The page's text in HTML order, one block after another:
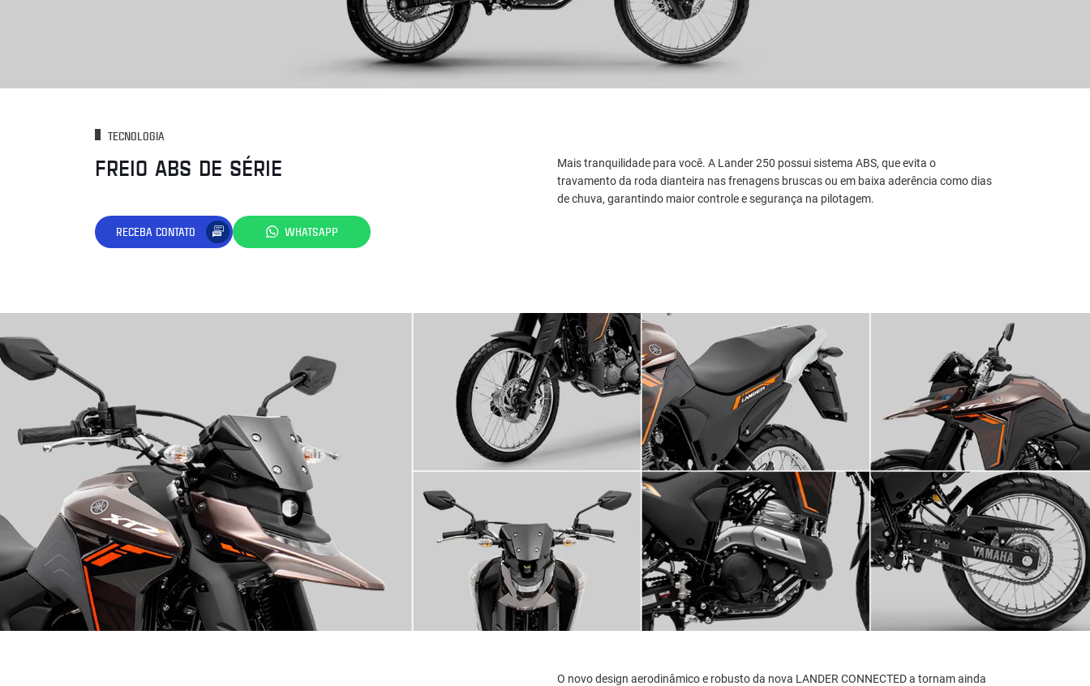
TECNOLOGIA
FREIO ABS DE SÉRIE
RECEBA CONTATO WHATSAPP
Mais tranquilidade para você. A Lander 250 possui sistema ABS, que evita o
travamento da roda dianteira nas frenagens bruscas ou em baixa aderência como dias
de chuva, garantindo maior controle e segurança na pilotagem.
O novo design aerodinâmico e robusto da nova LANDER CONNECTED a tornam ainda